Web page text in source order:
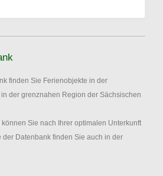
finden Sie Ferienobjekte in der
der grenznahen Region der Sächsischen
Sie nach Ihrer optimalen Unterkunft
der Datenbank finden Sie auch in der